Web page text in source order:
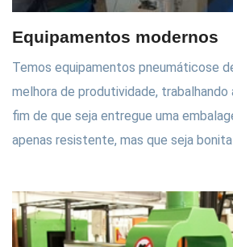
Equipamentos modernos
Temos equipamentos pneumáticose
melhora de produtividade, trabalhando
fim de que seja entregue uma
apenas resistente, mas que seja